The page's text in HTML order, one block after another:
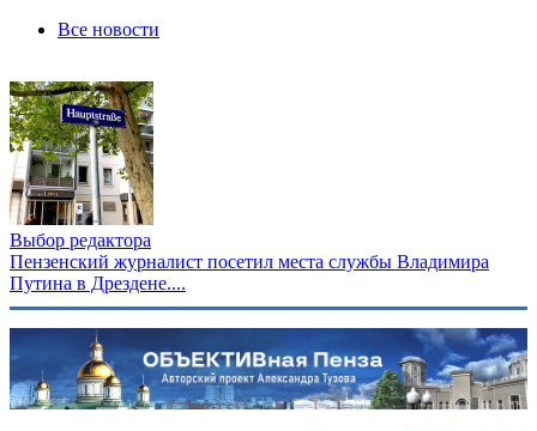
Все новости
Выбор редактора
Пензенский журналист посетил места службы Владимира
Путина в Дрездене....